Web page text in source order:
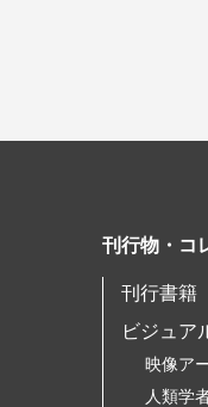
刊行物・コ
刊行書籍
ビジュア
映像ア
人類学